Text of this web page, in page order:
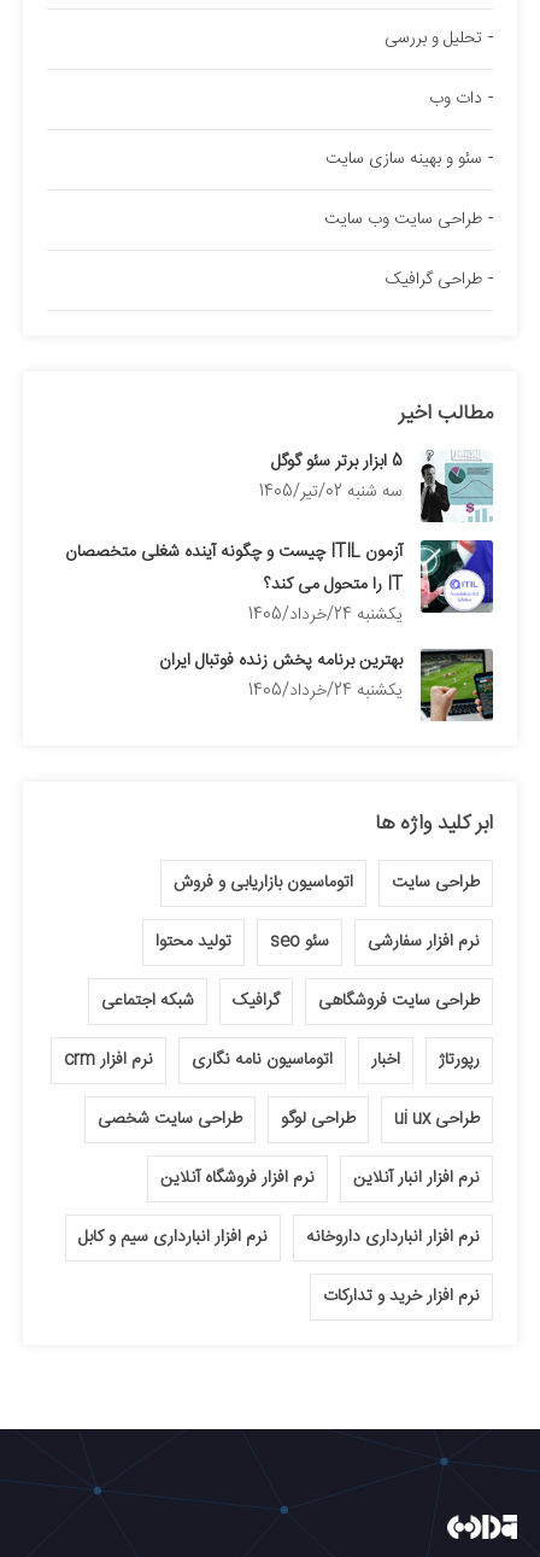
تحلیل و بررسی
دات وب
سئو و بهینه سازی سایت
طراحی سایت وب سایت
طراحی گرافیک
مطالب اخیر
5 ابزار برتر سئو گوگل
سه شنبه 02/تیر/1405
آزمون ITIL چیست و چگونه آینده شغلی متخصصان
IT را متحول می کند؟
يكشنبه 24/خرداد/1405
بهترین برنامه پخش زنده فوتبال ایران
يكشنبه 24/خرداد/1405
ابر کلید واژه ها
طراحی سایت اتوماسیون بازاریابی و فروش
نرم افزار سفارشی سئو seo تولید محتوا
طراحی سایت فروشگاهی گرافیک شبکه اجتماعی
رپورتاژ اخبار اتوماسیون نامه نگاری نرم افزار crm
طراحی ui ux طراحی لوگو طراحی سایت شخصی
نرم افزار انبار آنلاین نرم افزار فروشگاه آنلاین
نرم افزار انبارداری داروخانه نرم افزار انبارداری سیم و کابل
نرم افزار خرید و تدارکات